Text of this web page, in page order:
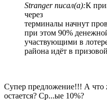
Stranger писал(а):К
через
терминалы начнут
при этом 90%
участвующими в
района идёт в
Супер предложение!!! А что
остается? Ср...ые 10%?